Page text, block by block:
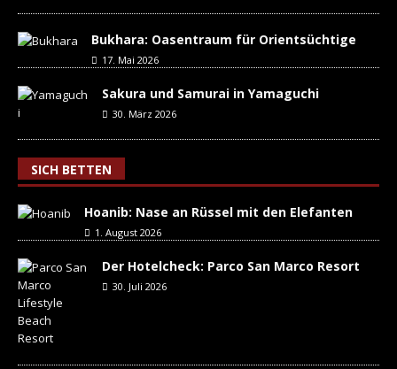
Bukhara: Oasentraum für Orientsüchtige
17. Mai 2026
Sakura und Samurai in Yamaguchi
30. März 2026
SICH BETTEN
Hoanib: Nase an Rüssel mit den Elefanten
1. August 2026
Der Hotelcheck: Parco San Marco Resort
30. Juli 2026